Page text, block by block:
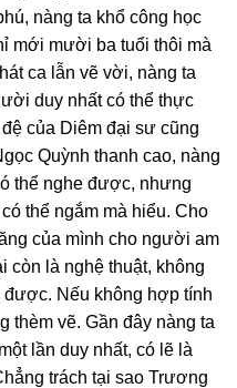
nàng ta khổ công học
mới mười ba tuổi thôi mà
ca lẫn vẽ vời, nàng ta
duy nhất có thể thực
của Diêm đại sư cũng
Quỳnh thanh cao, nàng
thể nghe được, nhưng
thể ngắm mà hiểu. Cho
của mình cho người am
còn là nghệ thuật, không
được. Nếu không hợp tính
thèm vẽ. Gần đây nàng ta
lần duy nhất, có lẽ là
trách tại sao Trương